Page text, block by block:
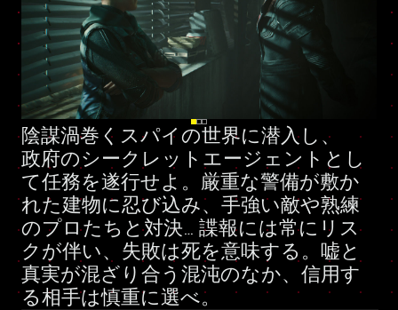
陰謀渦巻くスパイの世界に潜入し、
政府のシークレットエージェント とし
て任務を遂行せよ。厳重な警備が敷か
れた建物に忍び込み、手強い敵や熟練
のプロたちと対決… 諜報には常にリス
クが伴い、失敗は死を意味する。嘘と
真実が混ざり合う混沌のなか、信用す
る相手は慎重に選べ。
好戦的な私兵組織
新たなスキルツリー